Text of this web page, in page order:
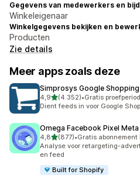
Gegevens van medewerkers en
Winkeleigenaar
Winkelgegevens bekijken en
Producten
Zie details
Meer apps zoals deze
Simprosys Google Shopping
4,9van 5 sterren
(4.352)
4352 recensies in totaal
•Gratis
Dient feeds in voor Google
Omega Facebook Pixel Meta
4,8van 5 sterren
(877)
877 recensies in totaal
•Gratis
Analyse voor retargeting-
en feed
Built for Shopify